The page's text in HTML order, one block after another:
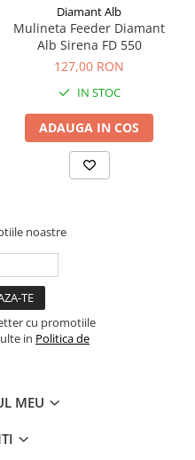
0.40mm/220m, 0.50/175m
de tip Medium sau
bălți și râuri cu debit
BR 6000
în fiecare drill!
Diamant Alb
Mulineta Feeder Diamant
Alb Sirena FD 550
127,00 RON
IN STOC
ADAUGA IN COS
noastre
cu promotiile
in Politica de
MEU